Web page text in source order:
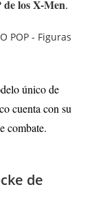
los X-Men.
único de
cuenta con su
combate.
de